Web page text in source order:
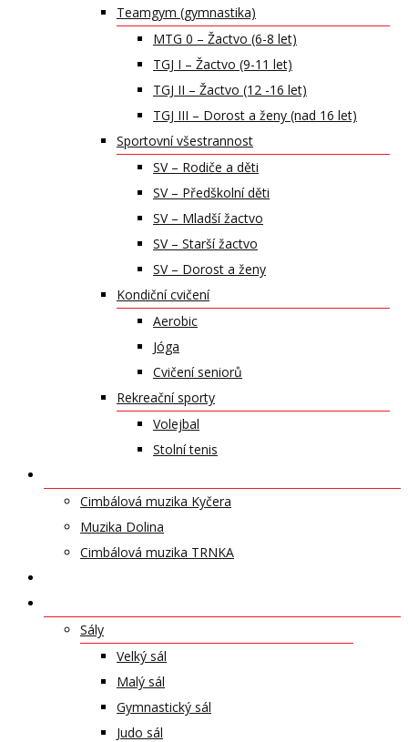
Teamgym (gymnastika)
MTG 0 – Žactvo (6-8 let)
TGJ I – Žactvo (9-11 let)
TGJ II – Žactvo (12 -16 let)
TGJ III – Dorost a ženy (nad 16 let)
Sportovní všestrannost
SV – Rodiče a děti
SV – Předškolní děti
SV – Mladší žactvo
SV – Starší žactvo
SV – Dorost a ženy
Kondiční cvičení
Aerobic
Jóga
Cvičení seniorů
Rekreační sporty
Volejbal
Stolní tenis
Cimbálová muzika Kyčera
Muzika Dolina
Cimbálová muzika TRNKA
Sály
Velký sál
Malý sál
Gymnastický sál
Judo sál